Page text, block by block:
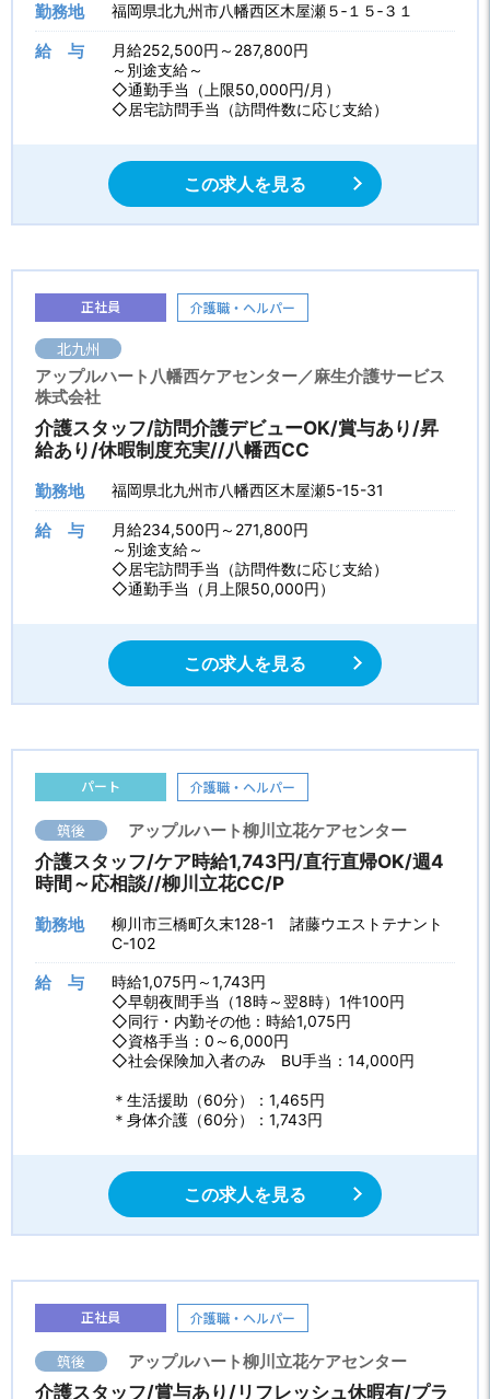
勤務地 福岡県北九州市八幡西区木屋瀬５‐１５‐３１
給 与
月給252,500円～287,800円
～別途支給～
◇通勤手当（上限50,000円/月）
◇居宅訪問手当（訪問件数に応じ支給）
この求人を見る
正社員 介護職・ヘルパー
北九州
アップルハート八幡西ケアセンター／麻生介護サービス
株式会社
介護スタッフ/訪問介護デビューOK/賞与あり/昇
給あり/休暇制度充実//八幡西CC
勤務地 福岡県北九州市八幡西区木屋瀬5-15-31
給 与
月給234,500円～271,800円
～別途支給～
◇居宅訪問手当（訪問件数に応じ支給）
◇通勤手当（月上限50,000円）
この求人を見る
パート 介護職・ヘルパー
筑後 アップルハート柳川立花ケアセンター
介護スタッフ/ケア時給1,743円/直行直帰OK/週4
時間～応相談//柳川立花CC/P
勤務地
柳川市三橋町久末128-1 諸藤ウエストテナント
C-102
給 与
時給1,075円～1,743円
◇早朝夜間手当（18時～翌8時）1件100円
◇同行・内勤その他：時給1,075円
◇資格手当：0～6,000円
◇社会保険加入者のみ BU手当：14,000円
＊生活援助（60分）：1,465円
＊身体介護（60分）：1,743円
この求人を見る
正社員 介護職・ヘルパー
筑後 アップルハート柳川立花ケアセンター
介護スタッフ/賞与あり/リフレッシュ休暇有/プラ